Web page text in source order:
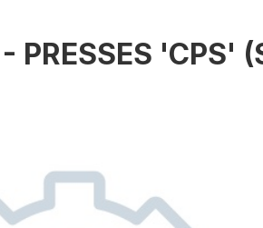
PRESSES 'CPS'